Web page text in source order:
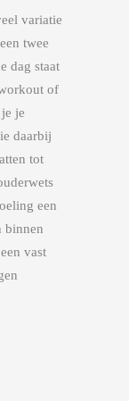
variatie
twee
dag staat
of
je
daarbij
tot
een
binnen
vast